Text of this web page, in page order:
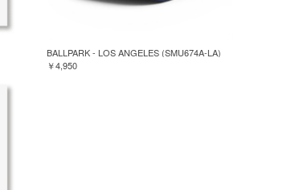
BALLPARK - LOS ANGELES (SMU674A-LA)
￥4,950